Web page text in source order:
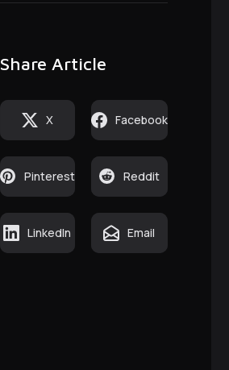
Share Article
X Facebook
Pinterest Reddit
LinkedIn Email